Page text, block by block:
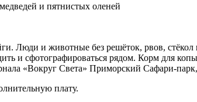
и пятнистых оленей
Люди и животные без решёток, рвов,
и сфотографироваться рядом. Корм для
«Вокруг Света» Приморский Сафари-
плату.